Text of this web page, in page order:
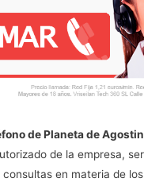
de Planeta de
de la empresa,
en materia de